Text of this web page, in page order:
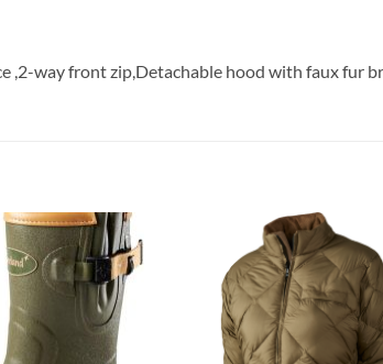
,2-way front zip,Detachable hood with faux fur
Toevoegen
aan
verlanglijst